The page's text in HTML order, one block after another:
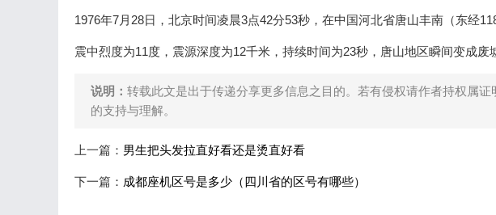
1976年7月28日，北京时间凌晨3点42分53秒，在中国河北省唐山丰南（东经
震中烈度为11度，震源深度为12千米，持续时间为23秒，唐山地区瞬间变成废
说明： 转载此文是出于传递分享更多信息之目的。若有侵权请作者持权属
的支持与理解。
上一篇： 男生把头发拉直好看还是烫直好看
下一篇： 成都座机区号是多少（四川省的区号有哪些）